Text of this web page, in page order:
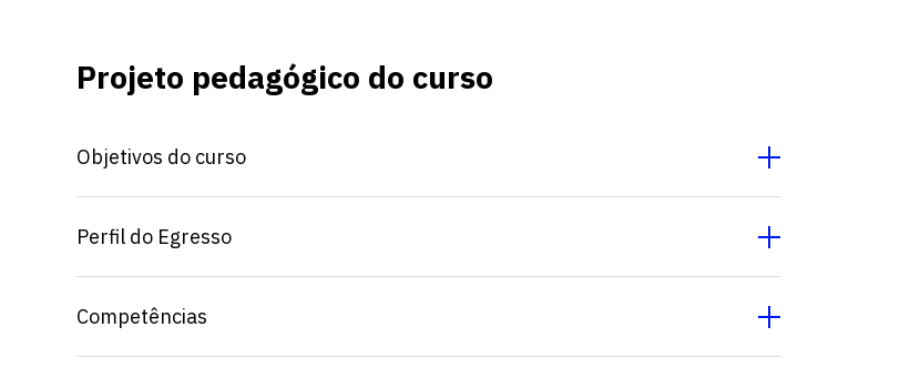
Projeto pedagógico do curso
Objetivos do curso
Perfil do Egresso
Competências